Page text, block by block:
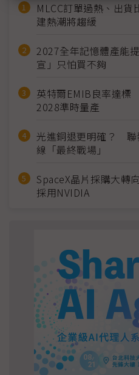
MLCC訂單過熱、出
建熱潮將趨緩
2027全年記憶體產能
宣」只怕買不夠
英特爾EMIB良率達標
2028準時量產
光進銅退更明確？ 聯
線「最終戰場」
SpaceX晶片採購大
採用NVIDIA